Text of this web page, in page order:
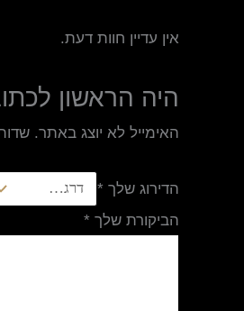
אין עדיין חוות דעת.
היה הראשון
האימייל לא יוצג באתר.
הדירוג שלך *
הביקורת שלך *